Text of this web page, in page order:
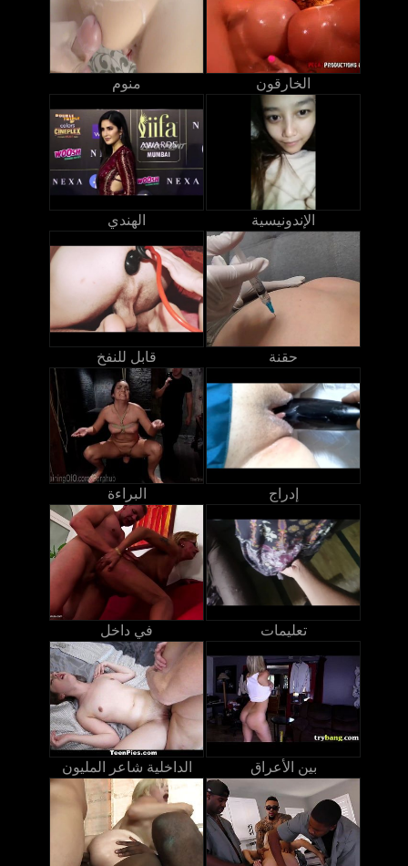
منوم الخارقون
الهندي الإندونيسية
قابل للنفخ حقنة
البراءة إدراج
في داخل تعليمات
الداخلية شاعر المليون بين الأعراق